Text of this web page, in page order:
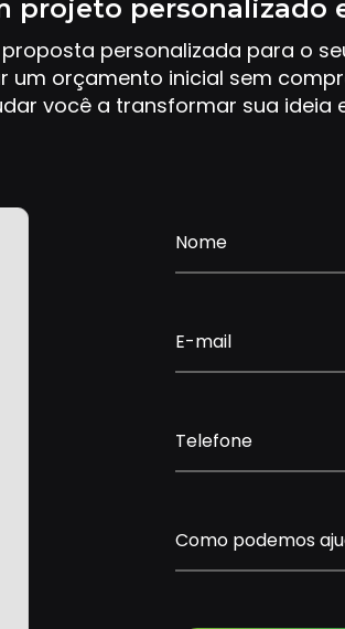
projeto personalizado
personalizada para o
um orçamento inicial sem
você a transformar sua ideia
Nome
E-mail
Telefone
Como podemos